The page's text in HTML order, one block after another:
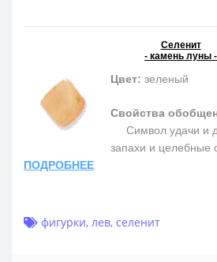
Селенит
- камень луны -
Цвет: зеленый
Свойства
Символ удачи и
запахи и целебные
ПОДРОБНЕЕ
фигурки, лев, селенит